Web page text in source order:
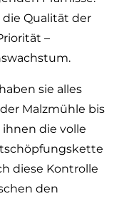
Qualität der
–
sie alles
Malzmühle bis
die volle
diese Kontrolle
den